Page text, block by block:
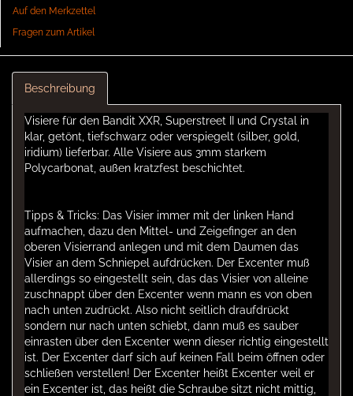
Auf den Merkzettel
Fragen zum Artikel
Beschreibung
Visiere für den Bandit XXR, Superstreet II und Crystal in
klar, getönt, tiefschwarz oder verspiegelt (silber, gold,
iridium) lieferbar. Alle Visiere aus 3mm starkem
Polycarbonat, außen kratzfest beschichtet.
Tipps & Tricks: Das Visier immer mit der linken Hand
aufmachen, dazu den Mittel- und Zeigefinger an den
oberen Visierrand anlegen und mit dem Daumen das
Visier an dem Schniepel aufdrücken. Der Excenter muß
allerdings so eingestellt sein, das das Visier von alleine
zuschnappt über den Excenter wenn mann es von oben
nach unten zudrückt. Also nicht seitlich draufdrückt
sondern nur nach unten schiebt, dann muß es sauber
einrasten über den Excenter wenn dieser richtig eingestellt
ist. Der Excenter darf sich auf keinen Fall beim öffnen oder
schließen verstellen! Der Excenter heißt Excenter weil er
ein Excenter ist, das heißt die Schraube sitzt nicht mittig,